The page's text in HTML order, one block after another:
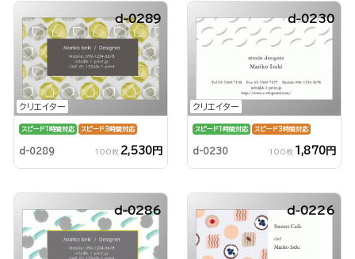
クリエイター
d-0289
スピード1時間対応 スピード3時間対応
d-0289 100枚 2,530円
クリエイター
d-0230
スピード1時間対応 スピード3時間対応
d-0230 100枚 1,870円
d-0286 d-0226